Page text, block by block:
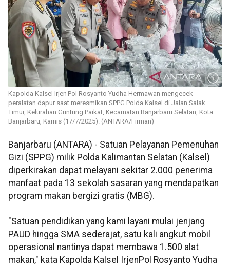
Kapolda Kalsel Irjen Pol Rosyanto Yudha Hermawan mengecek
peralatan dapur saat meresmikan SPPG Polda Kalsel di Jalan Salak
Timur, Kelurahan Guntung Paikat, Kecamatan Banjarbaru Selatan, Kota
Banjarbaru, Kamis (17/7/2025). (ANTARA/Firman)
Banjarbaru (ANTARA) - Satuan Pelayanan Pemenuhan
Gizi (SPPG) milik Polda Kalimantan Selatan (Kalsel)
diperkirakan dapat melayani sekitar 2.000 penerima
manfaat pada 13 sekolah sasaran yang mendapatkan
program makan bergizi gratis (MBG).
"Satuan pendidikan yang kami layani mulai jenjang
PAUD hingga SMA sederajat, satu kali angkut mobil
operasional nantinya dapat membawa 1.500 alat
makan," kata Kapolda Kalsel IrjenPol Rosyanto Yudha